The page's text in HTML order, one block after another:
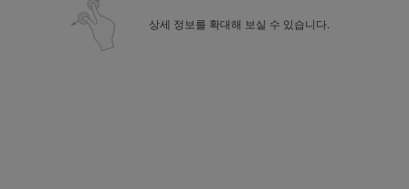
상세 정보를 확대해 보실 수 있습니다.